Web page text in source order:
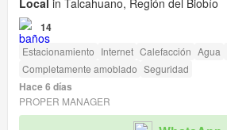
Local in Talcahuano, Región del Biobío
14
Estacionamiento Internet Calefacción Agua
Completamente amoblado Seguridad
Hace 6 días
PROPER MANAGER